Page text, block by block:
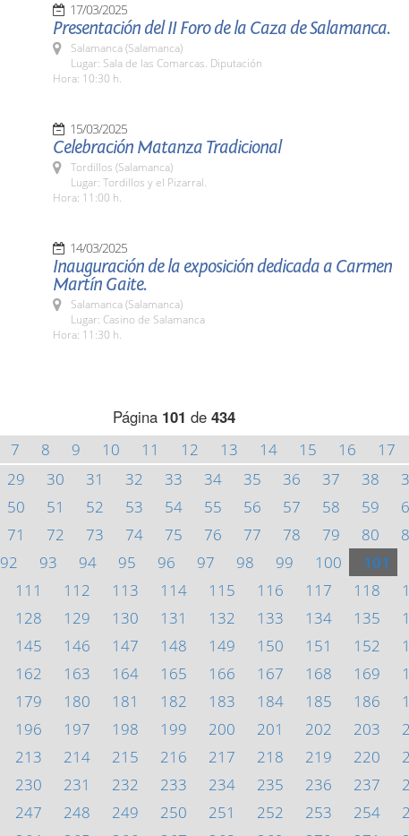
17/03/2025
Presentación del II Foro de la Caza de Salamanca.
Salamanca (Salamanca)
Lugar: Sala de las Comarcas. Diputación
Hora: 10:30 h.
15/03/2025
Celebración Matanza Tradicional
Tordillos (Salamanca)
Lugar: Tordillos y el Pizarral.
Hora: 11:00 h.
14/03/2025
Inauguración de la exposición dedicada a Carmen
Martín Gaite.
Salamanca (Salamanca)
Lugar: Casino de Salamanca
Hora: 11:30 h.
Página 101 de 434
7 8 9 10 11 12 13 14 15 16 17
29 30 31 32 33 34 35 36 37 38
50 51 52 53 54 55 56 57 58 59
71 72 73 74 75 76 77 78 79 80
92 93 94 95 96 97 98 99 100 101
111 112 113 114 115 116 117 118
128 129 130 131 132 133 134 135
145 146 147 148 149 150 151 152
162 163 164 165 166 167 168 169
179 180 181 182 183 184 185 186
196 197 198 199 200 201 202 203
213 214 215 216 217 218 219 220
230 231 232 233 234 235 236 237
247 248 249 250 251 252 253 254